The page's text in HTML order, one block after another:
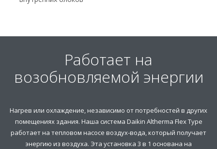
Работает на
возобновляемой энергии
Нагрев или охлаждение, независимо от потребностей в других
помещениях здания. Наша система Daikin Altherma Flex Type
работает на тепловом насосе воздух-вода, который получает
энергию из воздуха. Эта установка 3 в 1 основана на